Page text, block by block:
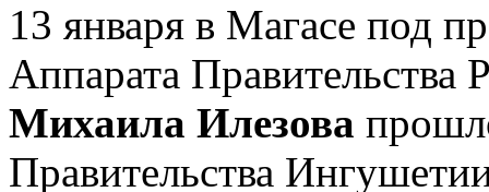
13 января в Магасе под
Аппарата Правительства
Михаила Илезова
Правительства